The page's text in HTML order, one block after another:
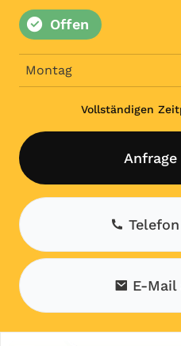
Offen
Montag
Vollständigen
E-Mail